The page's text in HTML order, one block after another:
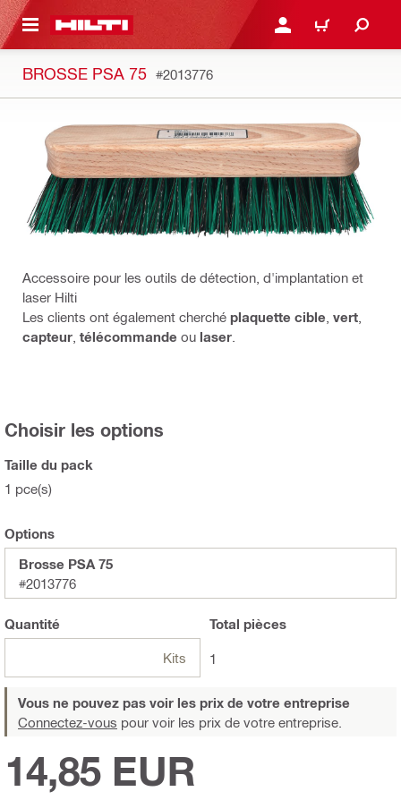
CONTENT CONNEXION OU
PANIER
BROSSE PSA 75 #2013776
Accessoire pour les outils de détection, d'implantation et
laser Hilti
Les clients ont également cherché plaquette cible vert
capteur télécommande ou laser
Choisir les options
Taille du pack
1 pce(s)
Options
Brosse PSA 75
#2013776
Quantité
Kits
Total pièces
1
Vous ne pouvez pas voir les prix de votre entreprise
Connectez-vous pour voir les prix de votre entreprise.
14,85 EUR